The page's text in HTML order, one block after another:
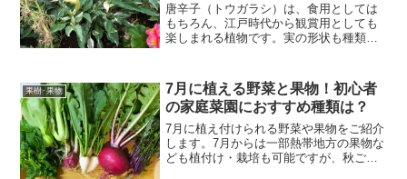
唐辛子（トウガラシ）は、食用としては
もちろん、江戸時代から観賞用としても
楽しまれる植物です。実の形状も種類に
よ。また、栽培期間が長いため、鑑賞で
きる期間が長いことも人気の理...
果樹･果物
7月に植える野菜と果物！初心者
の家庭菜園におすすめ種類は？
7月に植え付けられる野菜や果物をご紹介
します。7月からは一部熱帯地方の果物な
ども植付け・栽培も可能ですが、秋ごろ